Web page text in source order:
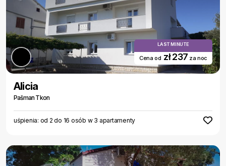
LAST MINUTE
Cena od zł 237 za noc
Alicia
Pašman Tkon
uśpienia: od 2 do 16 osób w 3 apartamenty